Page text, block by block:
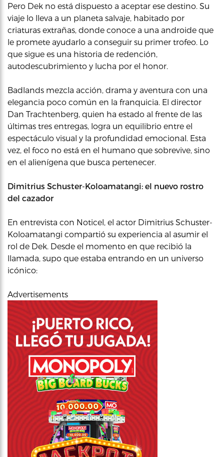
Pero Dek no está dispuesto a aceptar ese destino. Su
viaje lo lleva a un planeta salvaje, habitado por
criaturas extrañas, donde conoce a una androide que
le promete ayudarlo a conseguir su primer trofeo. Lo
que sigue es una historia de redención,
autodescubrimiento y lucha por el honor.
Badlands mezcla acción, drama y aventura con una
elegancia poco común en la franquicia. El director
Dan Trachtenberg, quien ha estado al frente de las
últimas tres entregas, logra un equilibrio entre el
espectáculo visual y la profundidad emocional. Esta
vez, el foco no está en el humano que sobrevive, sino
en el alienígena que busca pertenecer.
Dimitrius Schuster-Koloamatangi: el nuevo rostro
del cazador
En entrevista con Noticel, el actor Dimitrius Schuster-
Koloamatangi compartió su experiencia al asumir el
rol de Dek. Desde el momento en que recibió la
llamada, supo que estaba entrando en un universo
icónico:
Advertisements